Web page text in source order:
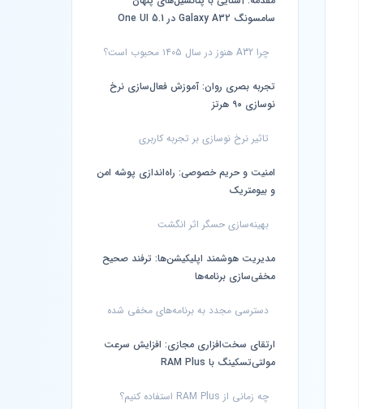
سامسونگ Galaxy A32 در One UI 5.1
چرا A32 هنوز در سال ۱۴۰۵ محبوب است؟
تجربه بصری روان: آموزش فعال‌سازی نرخ
نوسازی ۹۰ هرتز
تاثیر نرخ نوسازی بر تجربه کاربری
امنیت و حریم خصوصی: راه‌اندازی پوشه امن
و بیومتریک
بهینه‌سازی حسگر اثر انگشت
مدیریت هوشمند اپلیکیشن‌ها: ترفند صحیح
مخفی‌سازی برنامه‌ها
دسترسی مجدد به برنامه‌های مخفی شده
ارتقای سخت‌افزاری مجازی: افزایش سرعت
مولتی‌تسکینگ با RAM Plus
چه زمانی از RAM Plus استفاده کنیم؟